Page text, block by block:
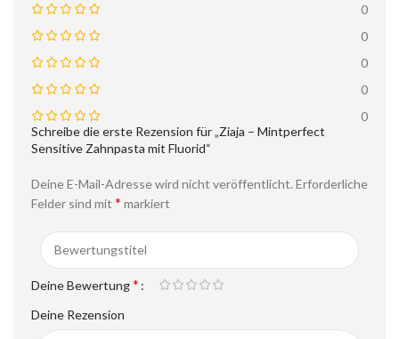
0
0
0
0
0
Schreibe die erste Rezension für „Ziaja – Mintperfect
Sensitive Zahnpasta mit Fluorid“
Deine E-Mail-Adresse wird nicht veröffentlicht. Erforderliche
Felder sind mit * markiert
Deine Bewertung*
Deine Rezension